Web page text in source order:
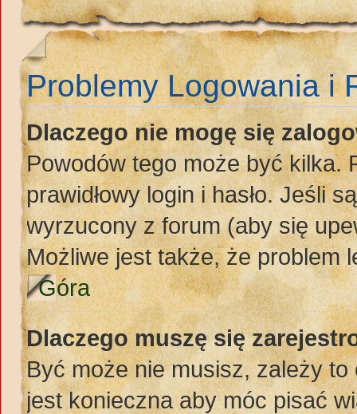
Problemy Logowania i
Dlaczego nie mogę się
Powodów tego może być kilka.
prawidłowy login i hasło. Jeśli
wyrzucony z forum (aby się
Możliwe jest także, że problem
Góra
Dlaczego muszę się
Być może nie musisz, zależy
jest konieczna aby móc pisać